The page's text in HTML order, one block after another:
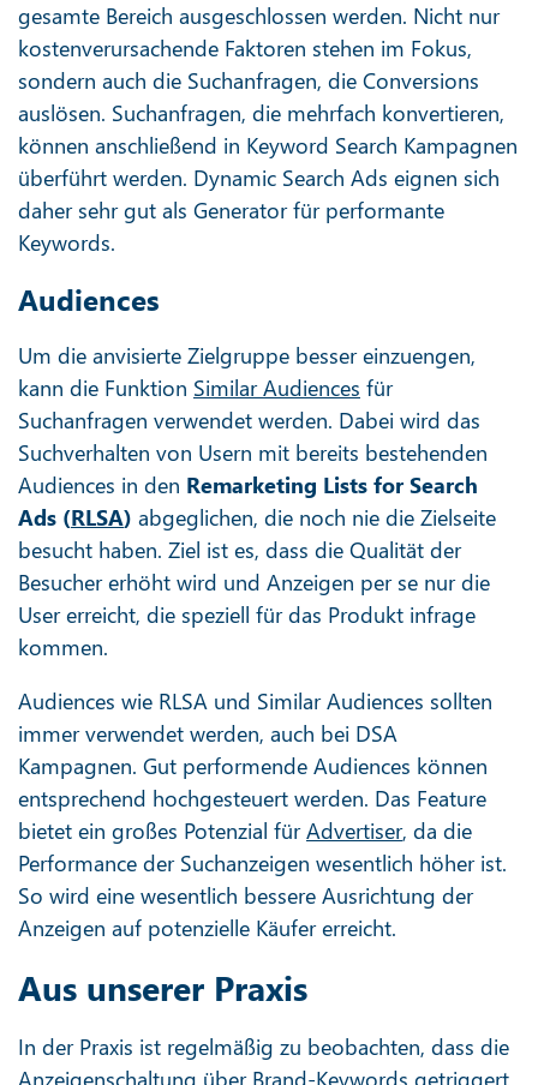
gesamte Bereich ausgeschlossen werden. Nicht nur
kostenverursachende Faktoren stehen im Fokus,
sondern auch die Suchanfragen, die Conversions
auslösen. Suchanfragen, die mehrfach konvertieren,
können anschließend in Keyword Search Kampagnen
überführt werden. Dynamic Search Ads eignen sich
daher sehr gut als Generator für performante
Keywords.
Audiences
Um die anvisierte Zielgruppe besser einzuengen,
kann die Funktion Similar Audiences für
Suchanfragen verwendet werden. Dabei wird das
Suchverhalten von Usern mit bereits bestehenden
Audiences in den Remarketing Lists for Search
Ads (RLSA) abgeglichen, die noch nie die Zielseite
besucht haben. Ziel ist es, dass die Qualität der
Besucher erhöht wird und Anzeigen per se nur die
User erreicht, die speziell für das Produkt infrage
kommen.
Audiences wie RLSA und Similar Audiences sollten
immer verwendet werden, auch bei DSA
Kampagnen. Gut performende Audiences können
entsprechend hochgesteuert werden. Das Feature
bietet ein großes Potenzial fürAdvertiser, da die
Performance der Suchanzeigen wesentlich höher ist.
So wird eine wesentlich bessere Ausrichtung der
Anzeigen auf potenzielle Käufer erreicht.
Aus unserer Praxis
In der Praxis ist regelmäßig zu beobachten, dass die
Anzeigenschaltung über Brand-Keywords getriggert